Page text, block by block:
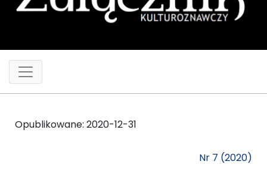
Opublikowane: 2020-12-31
Nr 7 (2020)